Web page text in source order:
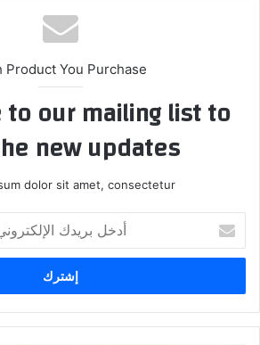
Product You Purchase
to our mailing list to
new updates!
dolor sit amet, consectetur.
بريدك
الإلكتروني